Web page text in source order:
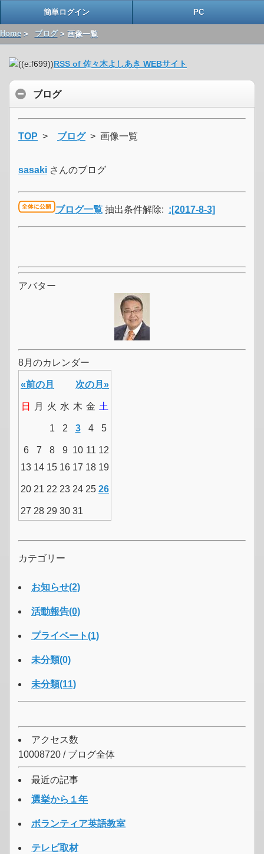
簡単ログイン PC
Home > ブログ> 画像一覧
RSS of 佐々木よしあき WEBサイト
ブログ
TOP > ブログ> 画像一覧
sasaki さんのブログ
ブログ一覧 抽出条件解除: :[2017-8-3]
アバター
8月のカレンダー
«前の月 次の月»
日 月 火 水 木 金 土
1 2 3 4 5
6 7 8 9 10 11 12
13 14 15 16 17 18 19
20 21 22 23 24 25 26
27 28 29 30 31
カテゴリー
お知らせ(2)
活動報告(0)
プライベート(1)
未分類(0)
未分類(11)
アクセス数
10008720 / ブログ全体
最近の記事
選挙から１年
ボランティア英語教室
テレビ取材